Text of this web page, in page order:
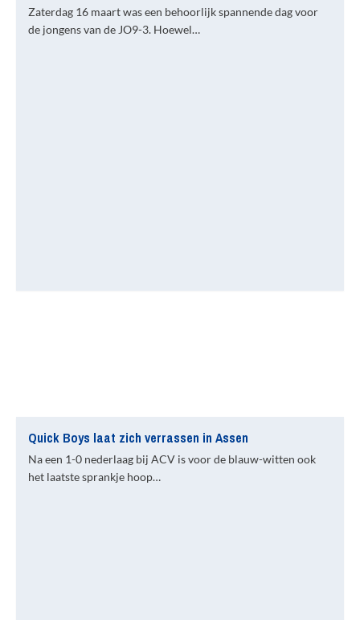
Zaterdag 16 maart was een behoorlijk spannende dag voor
de jongens van de JO9-3. Hoewel…
Quick Boys laat zich verrassen in Assen
Na een 1-0 nederlaag bij ACV is voor de blauw-witten ook
het laatste sprankje hoop…